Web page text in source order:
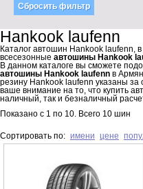
Hankook laufenn
Каталог автошин Hankook laufenn,
всесезонные автошины Hankook
В данном каталоге вы сможете
автошины Hankook laufenn в
резину Hankook laufenn указаны
ваше внимание на то, что купить
наличный, так и безналичный
Показано с 1 по 10 . Всего 10 шин
Сортировать по: имени цене